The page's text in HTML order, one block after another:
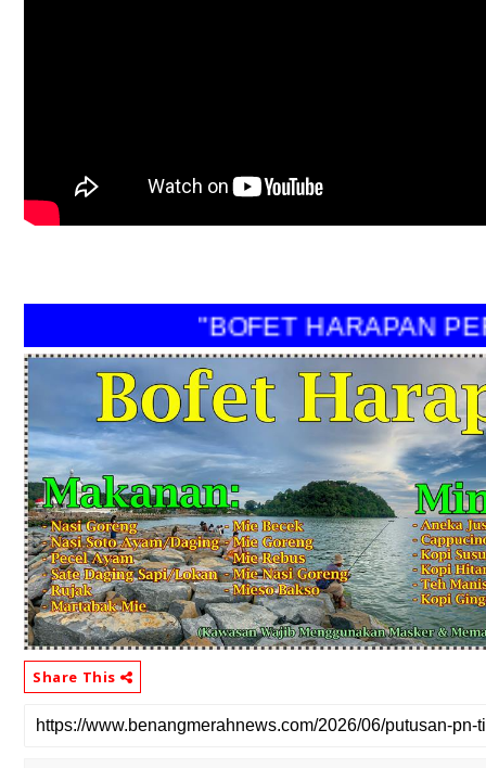
"BOFET HARAPAN PERI"
Share This